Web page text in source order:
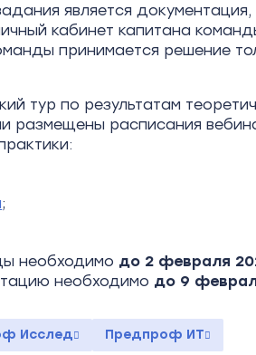
является
кабинет капитана
принимается решение
тур по результатам
размещены расписания
;
необходимо до 2 февраля
необходимо до 9
Исслед Предпроф ИТ